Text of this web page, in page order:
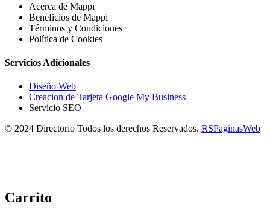
Acerca de Mappi
Beneficios de Mappi
Términos y Condiciones
Política de Cookies
Servicios Adicionales
Diseño Web
Creacion de Tarjeta Google My Business
Servicio SEO
© 2024 Directorio Todos los derechos Reservados. RSPaginasWeb
Carrito